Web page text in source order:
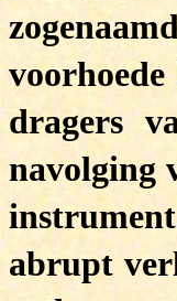
dragers
navolging
abrupt